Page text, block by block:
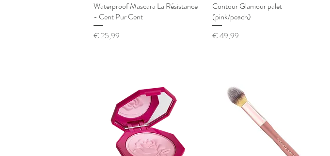
Snel overzicht
Waterproof Mascara La Résistance
- Cent Pur Cent
Prijs
€ 25,99
Snel overzicht
Contour Glamour palet
(pink/peach)
Prijs
€ 49,99